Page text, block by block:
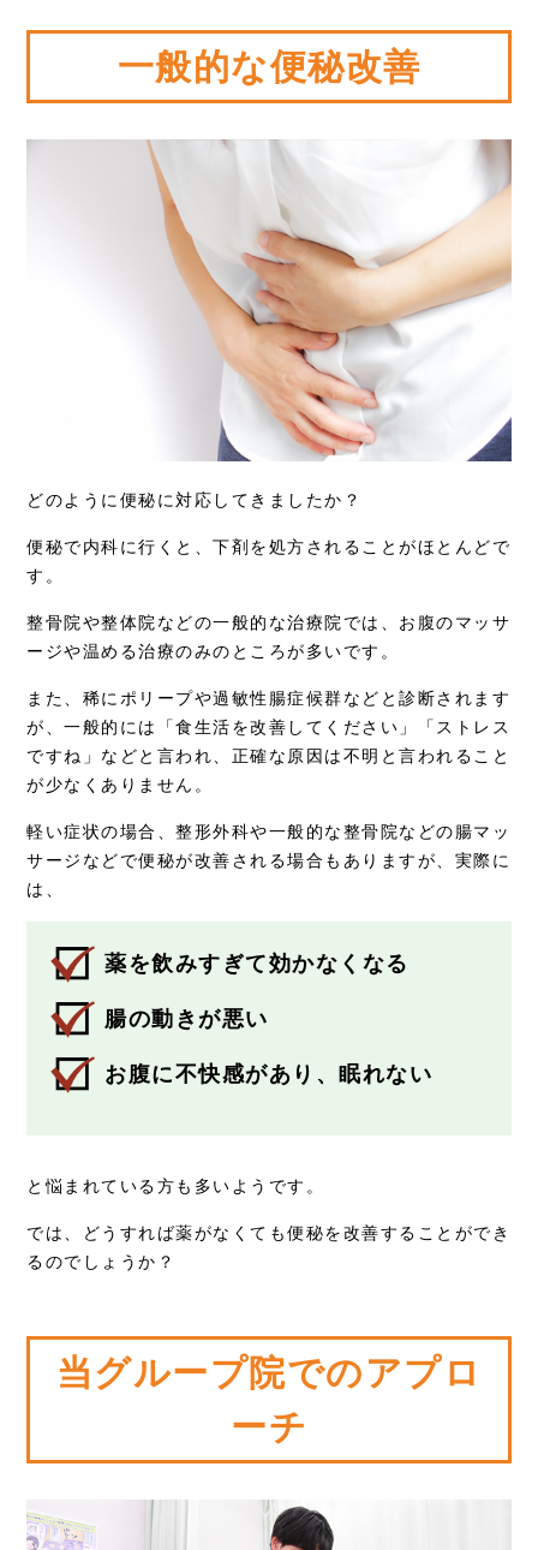
一般的な便秘改善
どのように便秘に対応してきましたか？
便秘で内科に行くと、下剤を処方されることがほとんどで
す。
整骨院や整体院などの一般的な治療院では、お腹のマッサ
ージや温める治療のみのところが多いです。
また、稀にポリープや過敏性腸症候群などと診断されます
が、一般的には「食生活を改善してください」「ストレス
ですね」などと言われ、正確な原因は不明と言われること
が少なくありません。
軽い症状の場合、整形外科や一般的な整骨院などの腸マッ
サージなどで便秘が改善される場合もありますが、実際に
は、
薬を飲みすぎて効かなくなる
腸の動きが悪い
お腹に不快感があり、眠れない
と悩まれている方も多いようです。
では、どうすれば薬がなくても便秘を改善することができ
るのでしょうか？
当グループ院でのアプロ
ーチ